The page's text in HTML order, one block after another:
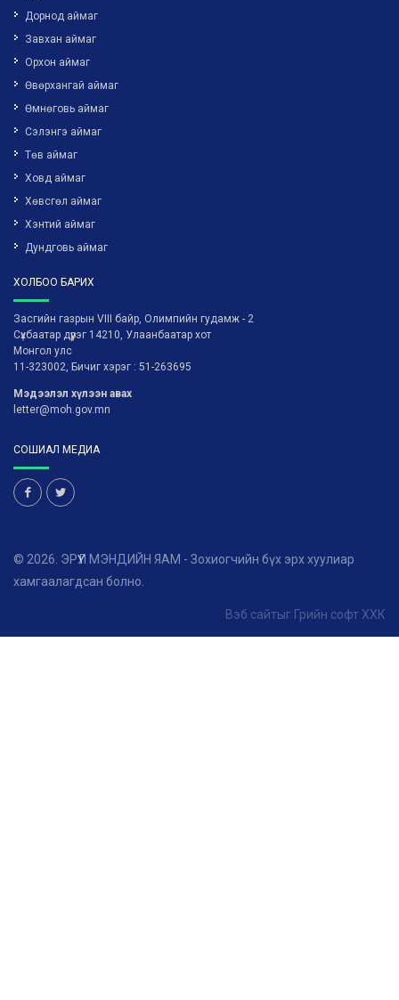
Дорнод аймаг
Завхан аймаг
Орхон аймаг
Өвөрхангай аймаг
Өмнөговь аймаг
Сэлэнгэ аймаг
Төв аймаг
Ховд аймаг
Хөвсгөл аймаг
Хэнтий аймаг
Дундговь аймаг
ХОЛБОО БАРИХ
Засгийн газрын VIII байр, Олимпийн гудамж - 2
Сүхбаатар дүүрэг 14210, Улаанбаатар хот
Монгол улс
11-323002, Бичиг хэрэг : 51-263695
Мэдээлэл хүлээн авах
letter@moh.gov.mn
СОШИАЛ МЕДИА
© 2026. ЭРҮҮЛ МЭНДИЙН ЯАМ - Зохиогчийн бүх эрх хуулиар
хамгаалагдсан болно.
Вэб сайтыг Грийн софт ХХК